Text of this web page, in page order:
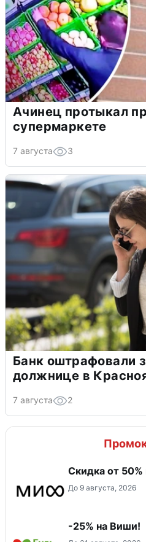
Ачинец протыкал
супермаркете
7 августа 3
Банк оштрафовали
должнице в
7 августа 2
Скидка от 50%
До 9 августа, 2026
-25% на Виши!